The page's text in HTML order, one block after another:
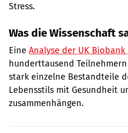
Stress.
Was die Wissenschaft
Eine Analyse der UK Biobank
hunderttausend
stark einzelne Bestandteile
Lebensstils mit Gesundheit
zusammenhängen.